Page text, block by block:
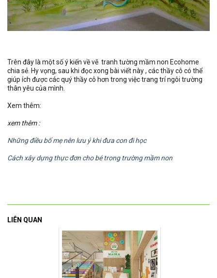
Trên đây là một số ý kiến về vẽ tranh tường mầm non Ecohome
chia sẻ. Hy vọng, sau khi đọc xong bài viết này , các thầy cô có thể
giúp ích được các quý thầy cô hơn trong việc trang trí ngôi trường
thân yêu của mình.
Xem thêm:
xem thêm :
Những điều bố mẹ nên lưu ý khi đưa con đi học
Cách xây dựng thực đơn cho bé trong trường mầm non
LIÊN QUAN